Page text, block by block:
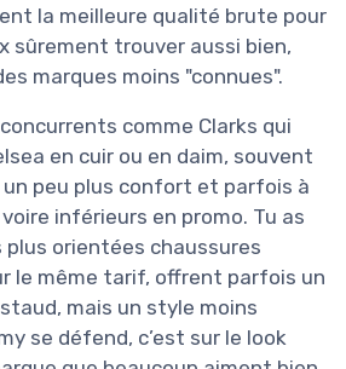
la meilleure qualité brute pour
sûrement trouver aussi bien,
marques moins "connues".
comme Clarks qui
en cuir ou en daim, souvent
un peu plus confort et parfois à
inférieurs en promo. Tu as
plus orientées chaussures
le même tarif, offrent parfois un
mais un style moins
se défend, c’est sur le look